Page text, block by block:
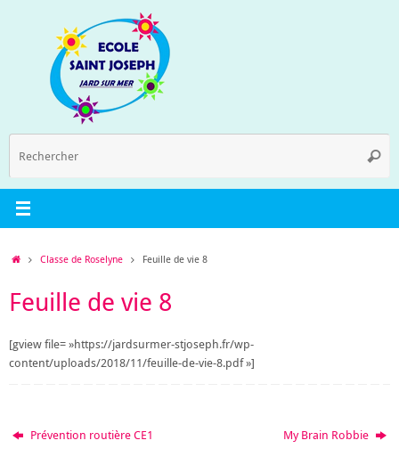
AccueilClasse de Roselyne Feuille de vie 8
Feuille de vie 8
[gview file= »https://jardsurmer-stjoseph.fr/wp-
content/uploads/2018/11/feuille-de-vie-8.pdf »]
Prévention routière CE1 My Brain Robbie